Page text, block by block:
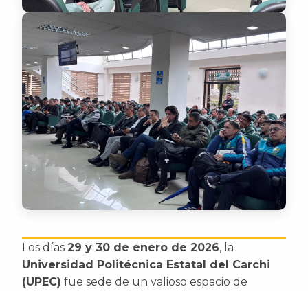
Los días29 y 30 de enero de 2026, la
Universidad Politécnica Estatal del Carchi
(UPEC) fue sede de un valioso espacio de